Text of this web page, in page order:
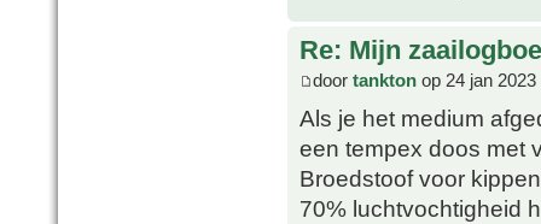
Re: Mijn
door tankton op 24 jan 2023
Als je het medium
een tempex doos met
Broedstoof voor
70% luchtvochtigheid